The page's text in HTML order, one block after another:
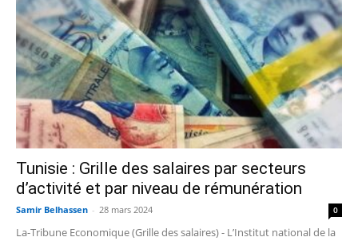
Tunisie : Grille des salaires par secteurs
d’activité et par niveau de rémunération
Samir Belhassen - 28 mars 2024 0
La-Tribune Economique (Grille des salaires) - L’Institut national de la